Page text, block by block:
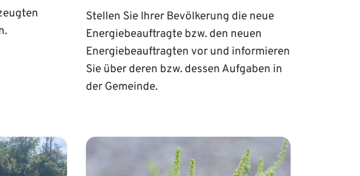
Stellen Sie Ihrer Bevölkerung die neue
Energiebeauftragte bzw. den neuen
Energiebeauftragten vor und informieren
Sie über deren bzw. dessen Aufgaben in
der Gemeinde.